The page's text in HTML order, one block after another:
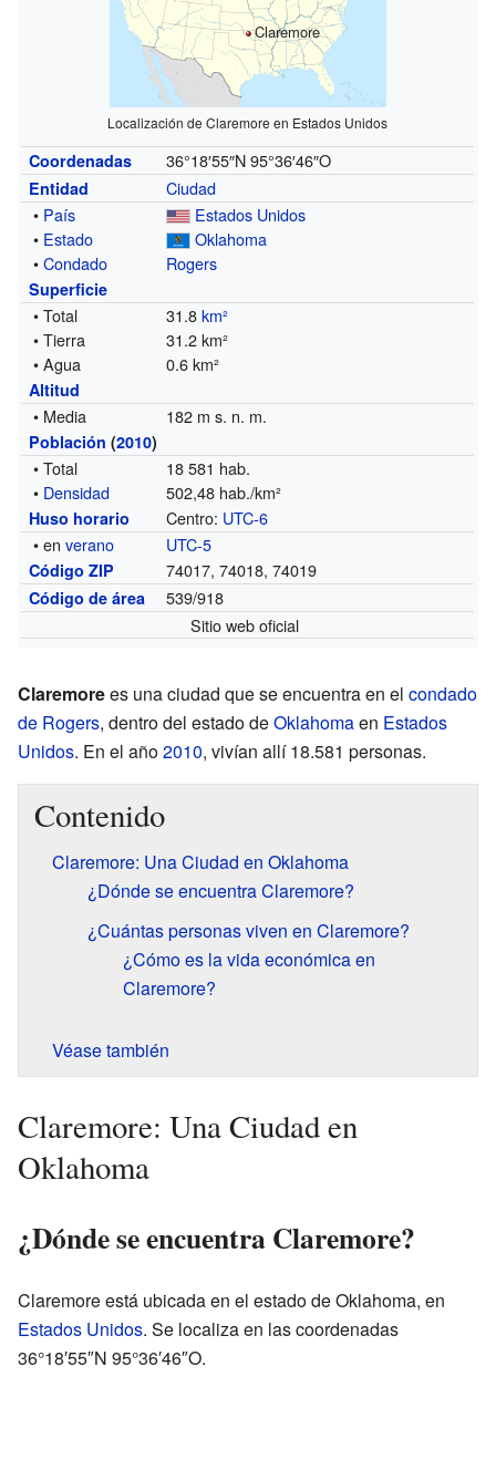
Claremore
Localización de Claremore en Estados Unidos
Coordenadas 36°18′55″N 95°36′46″O
Entidad
Ciudad
• País
Estados Unidos
• Estado
Oklahoma
•Condado Rogers
Superficie
• Total 31.8km²
• Tierra
31.2 km²
• Agua
0.6 km²
Altitud
• Media 182 m s. n. m.
Población (2010)
• Total
18 581 hab.
• Densidad 502,48 hab./km²
Huso horario Centro: UTC-6
• enverano UTC-5
Código ZIP 74017, 74018, 74019
Código de área
539/918
Sitio web oficial
Claremorees una ciudad que se encuentra en el condado
de Rogers, dentro del estado deOklahomaen Estados
Unidos. En el año2010, vivían allí 18.581 personas.
Contenido
Claremore: Una Ciudad en Oklahoma
¿Dónde se encuentra Claremore?
¿Cuántas personas viven en Claremore?
¿Cómo es la vida económica en
Claremore?
Véase también
Claremore: Una Ciudad en
Oklahoma
¿Dónde se encuentra Claremore?
Claremore está ubicada en el estado de Oklahoma, en
Estados Unidos. Se localiza en las coordenadas
36°18′55″N 95°36′46″O.